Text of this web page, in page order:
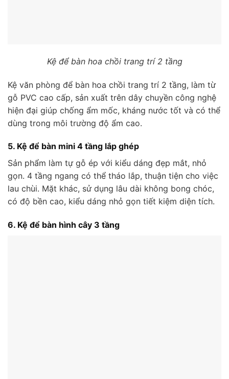
Kệ để bàn hoa chồi trang trí 2 tầng
Kệ văn phòng để bàn hoa chồi trang trí 2 tầng, làm từ
gỗ PVC cao cấp, sản xuất trên dây chuyền công nghệ
hiện đại giúp chống ẩm mốc, kháng nước tốt và có thể
dùng trong môi trường độ ẩm cao.
5. Kệ để bàn mini 4 tầng lắp ghép
Sản phẩm làm tự gỗ ép với kiểu dáng đẹp mắt, nhỏ
gọn. 4 tầng ngang có thể tháo lắp, thuận tiện cho việc
lau chùi. Mặt khác, sử dụng lâu dài không bong chóc,
có độ bền cao, kiểu dáng nhỏ gọn tiết kiệm diện tích.
6. Kệ để bàn hình cây 3 tầng